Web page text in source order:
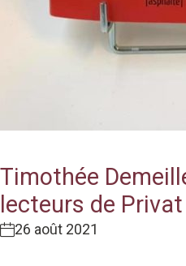
Timothée
lecteurs de
26 août 2021